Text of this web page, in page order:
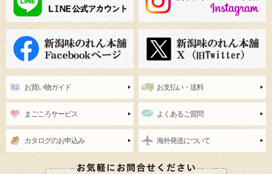
お買い物ガイド お支払い・送料
まごころサービス よくあるご質問
カタログのお申込み 海外発送について